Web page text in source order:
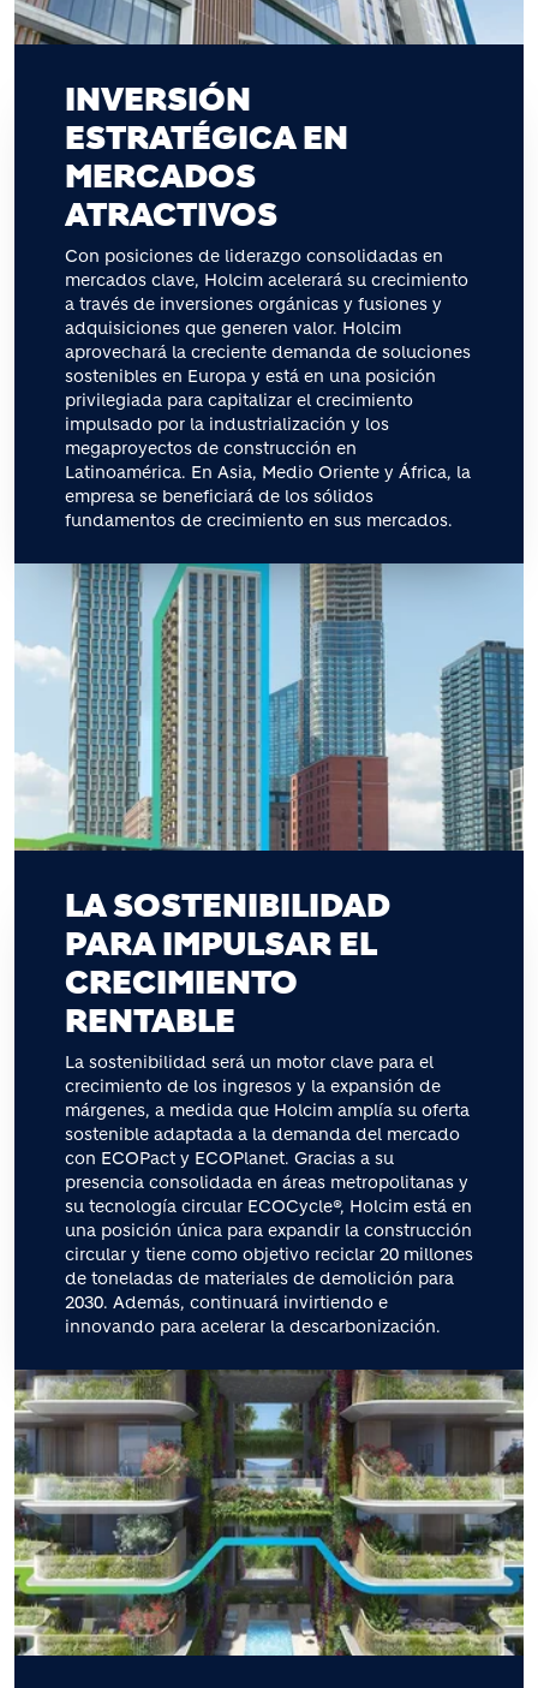
INVERSIÓN
ESTRATÉGICA EN
MERCADOS
ATRACTIVOS
Con posiciones de liderazgo consolidadas en
mercados clave, Holcim acelerará su crecimiento
a través de inversiones orgánicas y fusiones y
adquisiciones que generen valor. Holcim
aprovechará la creciente demanda de soluciones
sostenibles en Europa y está en una posición
privilegiada para capitalizar el crecimiento
impulsado por la industrialización y los
megaproyectos de construcción en
Latinoamérica. En Asia, Medio Oriente y África, la
empresa se beneficiará de los sólidos
fundamentos de crecimiento en sus mercados.
LA SOSTENIBILIDAD
PARA IMPULSAR EL
CRECIMIENTO
RENTABLE
La sostenibilidad será un motor clave para el
crecimiento de los ingresos y la expansión de
márgenes, a medida que Holcim amplía su oferta
sostenible adaptada a la demanda del mercado
con ECOPact y ECOPlanet. Gracias a su
presencia consolidada en áreas metropolitanas y
su tecnología circular ECOCycle®, Holcim está en
una posición única para expandir la construcción
circular y tiene como objetivo reciclar 20 millones
de toneladas de materiales de demolición para
2030. Además, continuará invirtiendo e
innovando para acelerar la descarbonización.